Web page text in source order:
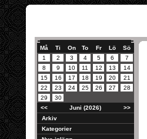
Må Ti On To Fr Lö
Sö
1
2 3 4 5 6
7
8
9 10 11 12 13
14
15
16 17 18 19 20
21
22
23 24 25 26 27
28
29
30
<<
Juni (2026)
>>
Arkiv
Kategorier